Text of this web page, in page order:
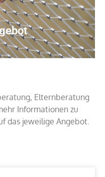
Elternberatung
Informationen zu
das jeweilige Angebot.